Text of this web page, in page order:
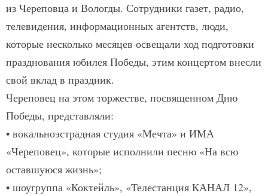
из Череповца и Вологды. Сотрудники газет, радио,
телевидения, информационных агентств, люди,
которые несколько месяцев освещали ход подготовки
празднования юбилея Победы, этим концертом внесли
свой вклад в празд­ник.
Череповец на этом торжестве, посвященном Дню
Победы, представляли:
• вокально­эстрадная студия «Мечта» и ИМА
«Череповец», которые исполнили песню «На всю
оставшуюся жизнь»;
• шоу­группа «Коктейль», «Телестанция КАНАЛ 12»,